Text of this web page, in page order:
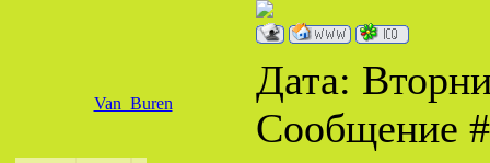
Van_Buren
Дата:
Сообщение